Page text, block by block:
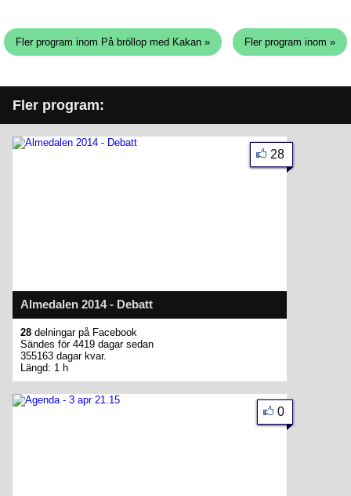
Fler program inom På bröllop med Kakan » Fler program inom »
Fler program:
Almedalen 2014 - Debatt
28
28 delningar på Facebook
Sändes för 4419 dagar sedan
355163 dagar kvar.
Längd: 1 h
0